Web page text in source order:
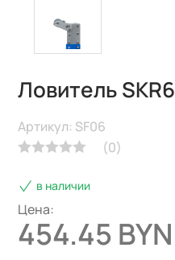
Ловитель SKR6
(0)
Артикул: SF06
в наличии
Цена:
454.45 BYN